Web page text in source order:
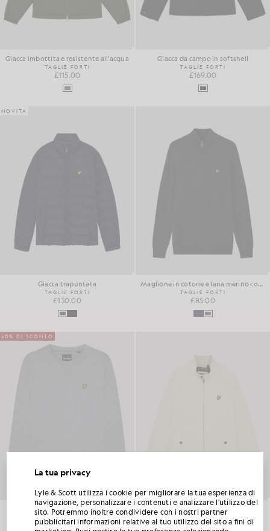
Giacca imbottita e resistente all'acqua
TAGLIE FORTI
£115.00
Giacca da campo in softshell
TAGLIE FORTI
£169.00
NOVITÀ
Giacca trapuntata
TAGLIE FORTI
£130.00
Maglione in cotone e lana merino con zip a 1/4
TAGLIE FORTI
£85.00
50% DI SCONTO
Felpa in cotone con collo rotondo
£65.00 £32.00
Giacca Harrington in cotone
£115.00
La tua privacy
Lyle & Scott utilizza i cookie per migliorare la tua esperienza di
navigazione, personalizzare i contenuti e analizzare l'utilizzo del
sito. Potremmo inoltre condividere con i nostri partner
pubblicitari informazioni relative al tuo utilizzo del sito a fini di
SBLOCCA IL 15% DI SCONTO SUL TUO
PRIMO ORDINE
Iscriviti al Club Lyle & Scott e sarai il primo a scoprire le novità della nuova stagione, le